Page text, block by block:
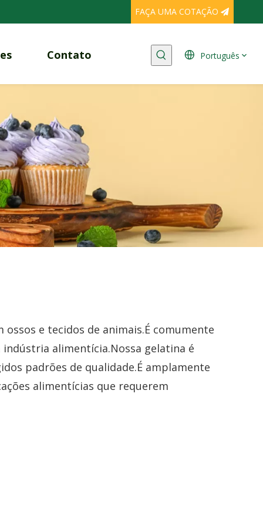
FAÇA UMA COTAÇÃO
Contato Português
e tecidos de animais.É comumente
alimentícia.Nossa gelatina é
padrões de qualidade.É amplamente
alimentícias que requerem